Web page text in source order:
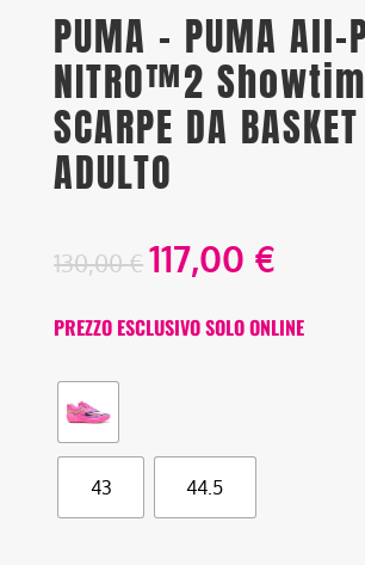
PUMA – PUMA All-
NITRO™2
SCARPE DA BASKET
ADULTO
130,00€ 117,00 €
PREZZO ESCLUSIVO SOLO ONLINE
43 44.5